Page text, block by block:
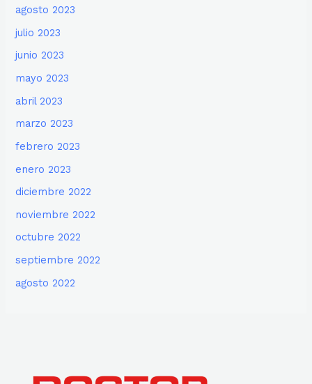
agosto 2023
julio 2023
junio 2023
mayo 2023
abril 2023
marzo 2023
febrero 2023
enero 2023
diciembre 2022
noviembre 2022
octubre 2022
septiembre 2022
agosto 2022